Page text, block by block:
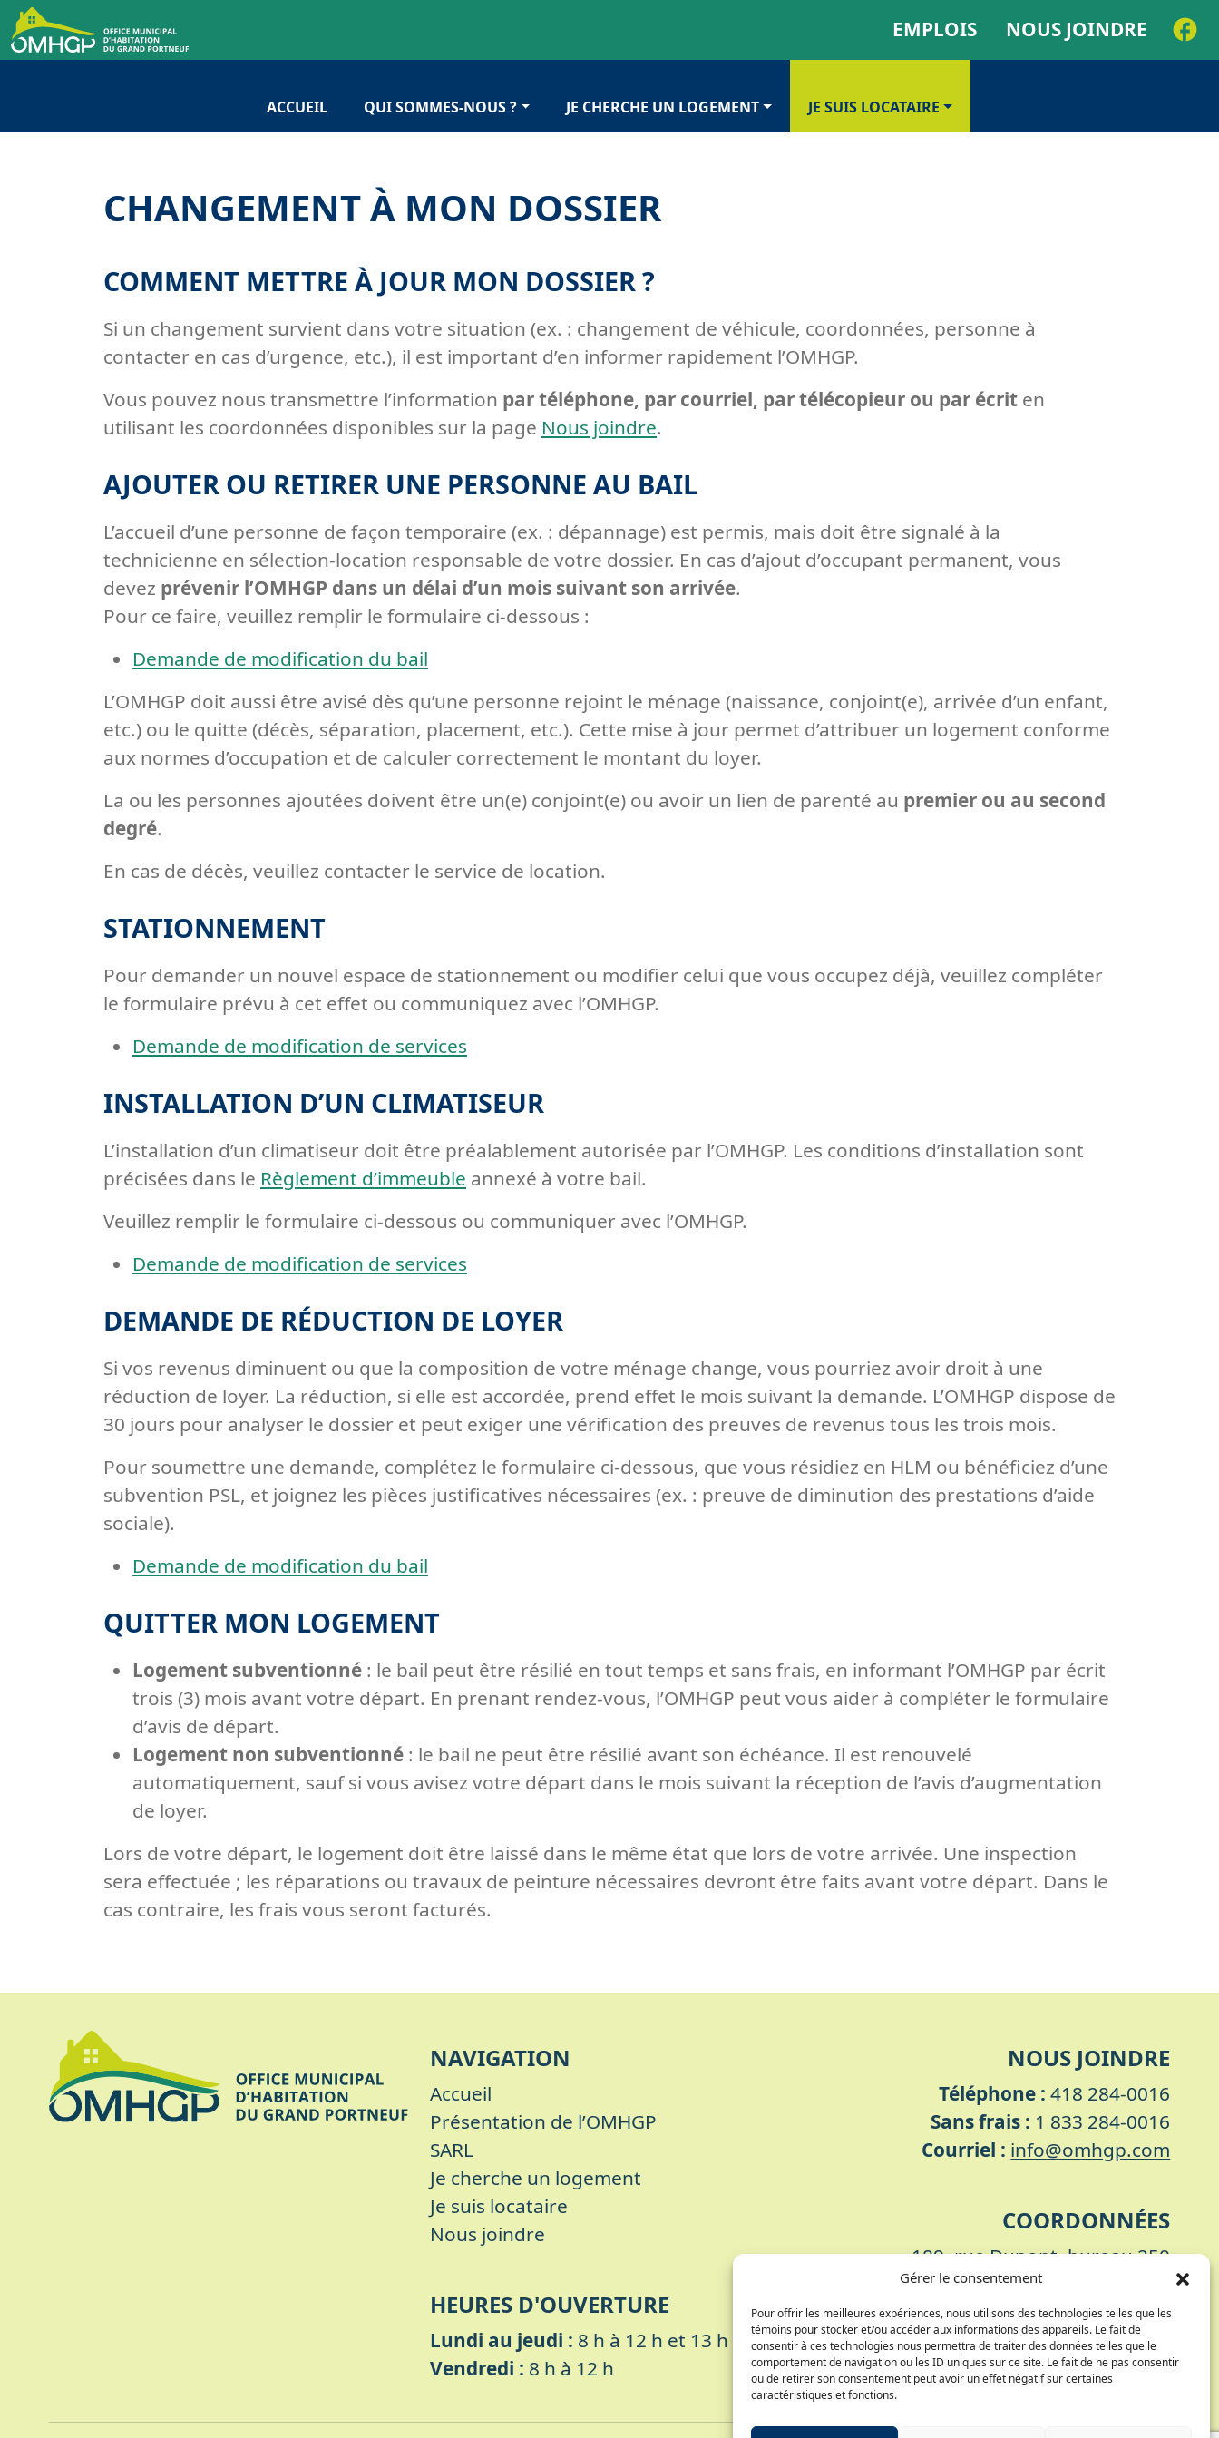
Gérer le consentement
Pour offrir les meilleures expériences, nous utilisons des technologies telles que les
témoins pour stocker et/ou accéder aux informations des appareils. Le fait de
consentir à ces technologies nous permettra de traiter des données telles que le
comportement de navigation ou les ID uniques sur ce site. Le fait de ne pas consentir
ou de retirer son consentement peut avoir un effet négatif sur certaines
caractéristiques et fonctions.
EMPLOIS NOUS JOINDRE
ACCUEIL QUI SOMMES-NOUS ? JE CHERCHE UN LOGEMENT JE SUIS LOCATAIRE
CHANGEMENT À MON DOSSIER
COMMENT METTRE À JOUR MON DOSSIER ?
Si un changement survient dans votre situation (ex. : changement de véhicule, coordonnées, personne à
contacter en cas d’urgence, etc.), il est important d’en informer rapidement l’OMHGP.
Vous pouvez nous transmettre l’information par téléphone, par courriel, par télécopieur ou par écrit en
utilisant les coordonnées disponibles sur la page Nous joindre.
AJOUTER OU RETIRER UNE PERSONNE AU BAIL
L’accueil d’une personne de façon temporaire (ex. : dépannage) est permis, mais doit être signalé à la
technicienne en sélection-location responsable de votre dossier. En cas d’ajout d’occupant permanent, vous
devez prévenir l’OMHGP dans un délai d’un mois suivant son arrivée.
Pour ce faire, veuillez remplir le formulaire ci-dessous :
Demande de modification du bail
L’OMHGP doit aussi être avisé dès qu’une personne rejoint le ménage (naissance, conjoint(e), arrivée d’un enfant,
etc.) ou le quitte (décès, séparation, placement, etc.). Cette mise à jour permet d’attribuer un logement conforme
aux normes d’occupation et de calculer correctement le montant du loyer.
La ou les personnes ajoutées doivent être un(e) conjoint(e) ou avoir un lien de parenté au premier ou au second
degré.
En cas de décès, veuillez contacter le service de location.
STATIONNEMENT
Pour demander un nouvel espace de stationnement ou modifier celui que vous occupez déjà, veuillez compléter
le formulaire prévu à cet effet ou communiquez avec l’OMHGP.
Demande de modification de services
INSTALLATION D’UN CLIMATISEUR
L’installation d’un climatiseur doit être préalablement autorisée par l’OMHGP. Les conditions d’installation sont
précisées dans le Règlement d’immeuble annexé à votre bail.
Veuillez remplir le formulaire ci-dessous ou communiquer avec l’OMHGP.
Demande de modification de services
DEMANDE DE RÉDUCTION DE LOYER
Si vos revenus diminuent ou que la composition de votre ménage change, vous pourriez avoir droit à une
réduction de loyer. La réduction, si elle est accordée, prend effet le mois suivant la demande. L’OMHGP dispose de
30 jours pour analyser le dossier et peut exiger une vérification des preuves de revenus tous les trois mois.
Pour soumettre une demande, complétez le formulaire ci-dessous, que vous résidiez en HLM ou bénéficiez d’une
subvention PSL, et joignez les pièces justificatives nécessaires (ex. : preuve de diminution des prestations d’aide
sociale).
Demande de modification du bail
QUITTER MON LOGEMENT
Logement subventionné : le bail peut être résilié en tout temps et sans frais, en informant l’OMHGP par écrit
trois (3) mois avant votre départ. En prenant rendez-vous, l’OMHGP peut vous aider à compléter le formulaire
d’avis de départ.
Logement non subventionné : le bail ne peut être résilié avant son échéance. Il est renouvelé
automatiquement, sauf si vous avisez votre départ dans le mois suivant la réception de l’avis d’augmentation
de loyer.
Lors de votre départ, le logement doit être laissé dans le même état que lors de votre arrivée. Une inspection
sera effectuée ; les réparations ou travaux de peinture nécessaires devront être faits avant votre départ. Dans le
cas contraire, les frais vous seront facturés.
NAVIGATION
Accueil
Présentation de l’OMHGP
SARL
Je cherche un logement
Je suis locataire
Nous joindre
HEURES D'OUVERTURE
Lundi au jeudi : 8 h à 12 h et 13 h à 16 h
Vendredi : 8 h à 12 h
NOUS JOINDRE
Téléphone : 418 284-0016
Sans frais : 1 833 284-0016
Courriel : info@omhgp.com
COORDONNÉES
189, rue Dupont, bureau 250
Pont-Rouge (Québec)
G3H 1N4